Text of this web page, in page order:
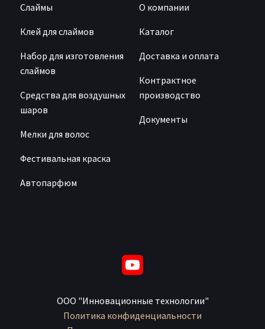
Слаймы
Клей для слаймов
Набор для изготовления
слаймов
Средства для воздушных
шаров
Мелки для волос
Фестивальная краска
Автопарфюм
О компании
Каталог
Доставка и оплата
Контрактное
производство
Документы
ООО "Инновационные технологии"
Политика конфиденциальности